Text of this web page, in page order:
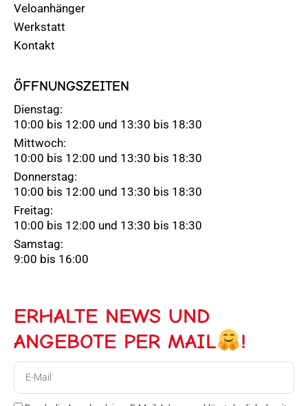
Veloanhänger
Werkstatt
Kontakt
ÖFFNUNGSZEITEN
Dienstag:
10:00 bis 12:00 und 13:30 bis 18:30
Mittwoch:
10:00 bis 12:00 und 13:30 bis 18:30
Donnerstag:
10:00 bis 12:00 und 13:30 bis 18:30
Freitag:
10:00 bis 12:00 und 13:30 bis 18:30
Samstag:
9:00 bis 16:00
ERHALTE NEWS UND
ANGEBOTE PER MAIL
!